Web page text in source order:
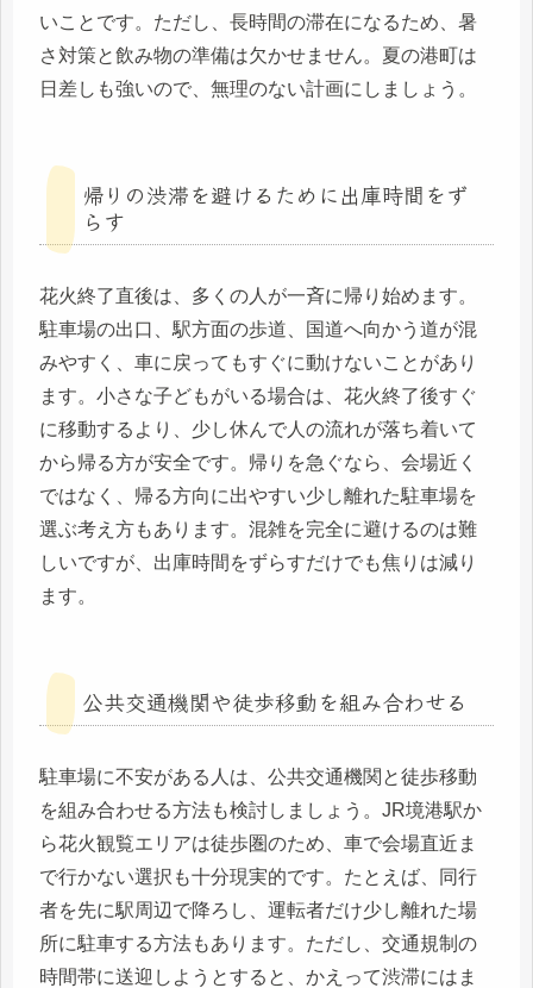
いことです。ただし、長時間の滞在になるため、暑
さ対策と飲み物の準備は欠かせません。夏の港町は
日差しも強いので、無理のない計画にしましょう。
帰りの渋滞を避けるために出庫時間をず
らす
花火終了直後は、多くの人が一斉に帰り始めます。
駐車場の出口、駅方面の歩道、国道へ向かう道が混
みやすく、車に戻ってもすぐに動けないことがあり
ます。小さな子どもがいる場合は、花火終了後すぐ
に移動するより、少し休んで人の流れが落ち着いて
から帰る方が安全です。帰りを急ぐなら、会場近く
ではなく、帰る方向に出やすい少し離れた駐車場を
選ぶ考え方もあります。混雑を完全に避けるのは難
しいですが、出庫時間をずらすだけでも焦りは減り
ます。
公共交通機関や徒歩移動を組み合わせる
駐車場に不安がある人は、公共交通機関と徒歩移動
を組み合わせる方法も検討しましょう。JR境港駅か
ら花火観覧エリアは徒歩圏のため、車で会場直近ま
で行かない選択も十分現実的です。たとえば、同行
者を先に駅周辺で降ろし、運転者だけ少し離れた場
所に駐車する方法もあります。ただし、交通規制の
時間帯に送迎しようとすると、かえって渋滞にはま